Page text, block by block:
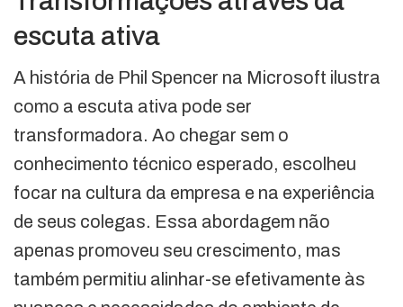
escuta ativa
A história de Phil Spencer na Microsoft ilustra
como a escuta ativa pode ser
transformadora. Ao chegar sem o
conhecimento técnico esperado, escolheu
focar na cultura da empresa e na experiência
de seus colegas. Essa abordagem não
apenas promoveu seu crescimento, mas
também permitiu alinhar-se efetivamente às